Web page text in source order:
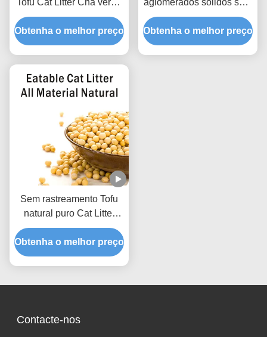
Tofu Cat Litter Chá verde
perfumado areia natural
Pet Litter
Obtenha o melhor preço
aglomerados sólidos sem
poeira embalados a
vácuo para pet shop
Obtenha o melhor preço
Sem rastreamento Tofu
natural puro Cat Litter
Low Dust Hard Clumping
Clean Paws Fórmula
Obtenha o melhor preço
Contacte-nos